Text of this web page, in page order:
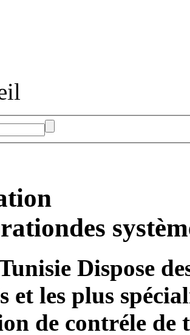
des
Dispose
et les plus
de contréle de